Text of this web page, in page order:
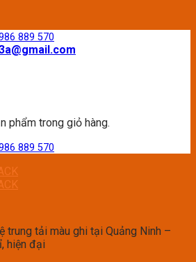
889 570
phẩm trong giỏ hàng.
889 570
trung tải màu ghi tại Quảng Ninh –
hiện đại